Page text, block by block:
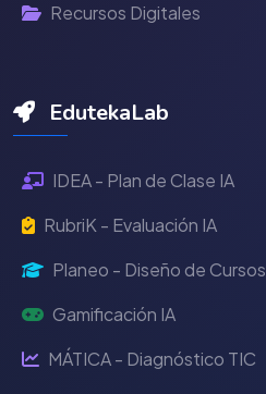
Recursos Digitales
EdutekaLab
IDEA - Plan de Clase IA
RubriK - Evaluación IA
Planeo - Diseño de Cursos
Gamificación IA
MÁTICA - Diagnóstico TIC